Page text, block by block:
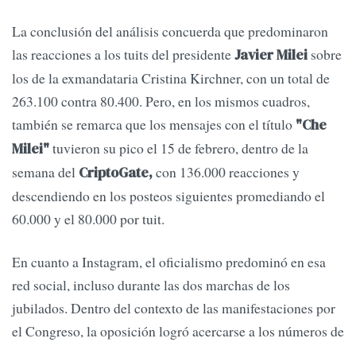
La conclusión del análisis concuerda que predominaron
las reacciones a los tuits del presidenteJavier Milei sobre
los de la exmandataria Cristina Kirchner, con un total de
263.100 contra 80.400. Pero, en los mismos cuadros,
también se remarca que los mensajes con el título "Che
Milei"tuvieron su pico el 15 de febrero, dentro de la
semana del CriptoGate,con 136.000 reacciones y
descendiendo en los posteos siguientes promediando el
60.000 y el 80.000 por tuit.
En cuanto a Instagram, el oficialismo predominó en esa
red social, incluso durante las dos marchas de los
jubilados. Dentro del contexto de las manifestaciones por
el Congreso, la oposición logró acercarse a los números de